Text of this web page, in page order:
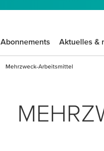
Abonnements Aktuelles &
Mehrzweck-Arbeitsmittel